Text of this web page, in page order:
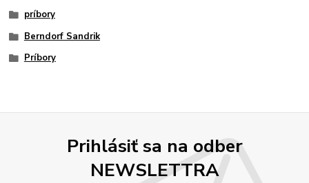
príbory
Berndorf Sandrik
Príbory
Prihlásiť sa na odber
NEWSLETTRA